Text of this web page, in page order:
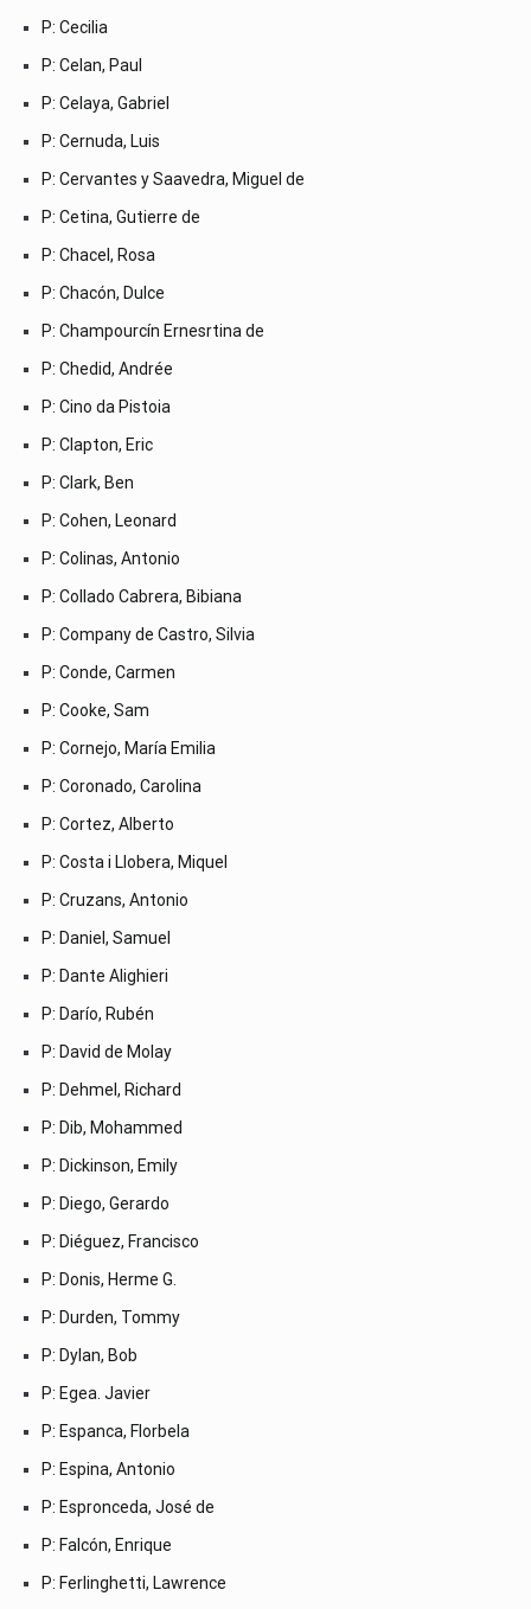
P: Cecilia
P: Celan, Paul
P: Celaya, Gabriel
P: Cernuda, Luis
P: Cervantes y Saavedra, Miguel de
P: Cetina, Gutierre de
P: Chacel, Rosa
P: Chacón, Dulce
P: Champourcín Ernesrtina de
P: Chedid, Andrée
P: Cino da Pistoia
P: Clapton, Eric
P: Clark, Ben
P: Cohen, Leonard
P: Colinas, Antonio
P: Collado Cabrera, Bibiana
P: Company de Castro, Silvia
P: Conde, Carmen
P: Cooke, Sam
P: Cornejo, María Emilia
P: Coronado, Carolina
P: Cortez, Alberto
P: Costa i Llobera, Miquel
P: Cruzans, Antonio
P: Daniel, Samuel
P: Dante Alighieri
P: Darío, Rubén
P: David de Molay
P: Dehmel, Richard
P: Dib, Mohammed
P: Dickinson, Emily
P: Diego, Gerardo
P: Diéguez, Francisco
P: Donis, Herme G.
P: Durden, Tommy
P: Dylan, Bob
P: Egea. Javier
P: Espanca, Florbela
P: Espina, Antonio
P: Espronceda, José de
P: Falcón, Enrique
P: Ferlinghetti, Lawrence